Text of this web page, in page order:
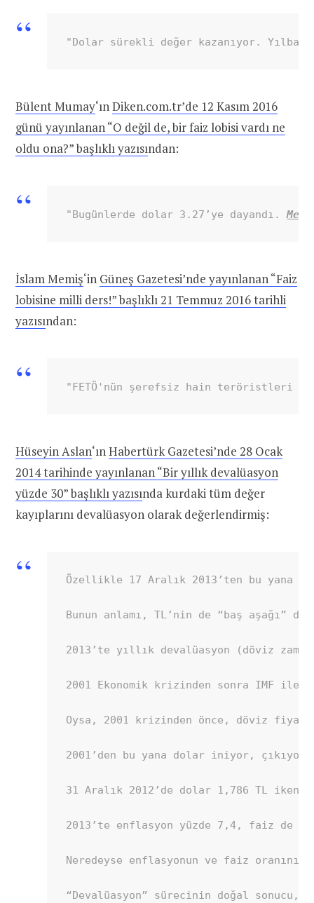
"Dolar sürekli değer kazanıyor.
Bülent Mumay‘ınDiken.com.tr’de 12 Kasım 2016
günü yayınlanan “O değil de, bir faiz lobisi vardı ne
oldu ona?” başlıklı yazısından:
"Bugünlerde dolar 3.27’ye dayandı.
İslam Memiş‘in Güneş Gazetesi’nde yayınlanan “Faiz
lobisine milli ders!” başlıklı 21 Temmuz 2016 tarihli
yazısından:
"FETÖ'nün şerefsiz hain teröristleri
Hüseyin Aslan‘ınHabertürk Gazetesi’nde 28 Ocak
2014 tarihinde yayınlanan “Bir yıllık devalüasyon
yüzde 30” başlıklı yazısında kurdaki tüm değer
kayıplarını devalüasyon olarak değerlendirmiş:
Özellikle 17 Aralık 2013’ten bu yana
Bunun anlamı, TL’nin de “baş aşağı”
2013’te yıllık devalüasyon (döviz
2001 Ekonomik krizinden sonra IMF ile
Oysa, 2001 krizinden önce, döviz
2001’den bu yana dolar iniyor,
31 Aralık 2012’de dolar 1,786 TL iken
2013’te enflasyon yüzde 7,4, faiz de
Neredeyse enflasyonun ve faiz
“Devalüasyon” sürecinin doğal